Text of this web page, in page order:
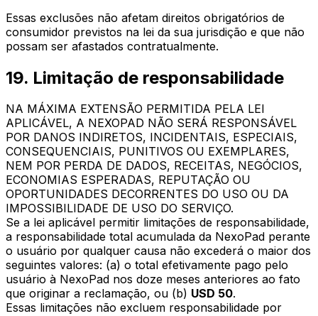
Essas exclusões não afetam direitos obrigatórios de
consumidor previstos na lei da sua jurisdição e que não
possam ser afastados contratualmente.
19. Limitação de responsabilidade
NA MÁXIMA EXTENSÃO PERMITIDA PELA LEI
APLICÁVEL, A NEXOPAD NÃO SERÁ RESPONSÁVEL
POR DANOS INDIRETOS, INCIDENTAIS, ESPECIAIS,
CONSEQUENCIAIS, PUNITIVOS OU EXEMPLARES,
NEM POR PERDA DE DADOS, RECEITAS, NEGÓCIOS,
ECONOMIAS ESPERADAS, REPUTAÇÃO OU
OPORTUNIDADES DECORRENTES DO USO OU DA
IMPOSSIBILIDADE DE USO DO SERVIÇO.
Se a lei aplicável permitir limitações de responsabilidade,
a responsabilidade total acumulada da NexoPad perante
o usuário por qualquer causa não excederá o maior dos
seguintes valores: (a) o total efetivamente pago pelo
usuário à NexoPad nos doze meses anteriores ao fato
que originar a reclamação, ou (b) USD 50.
Essas limitações não excluem responsabilidade por